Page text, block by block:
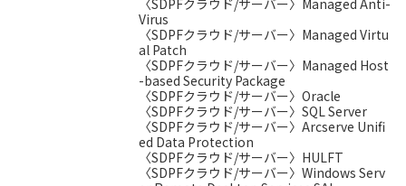
〈SDPFクラウド/サーバー〉Managed Anti-
Virus
〈SDPFクラウド/サーバー〉Managed Virtu
al Patch
〈SDPFクラウド/サーバー〉Managed Host
-based Security Package
〈SDPFクラウド/サーバー〉Oracle
〈SDPFクラウド/サーバー〉SQL Server
〈SDPFクラウド/サーバー〉Arcserve Unifi
ed Data Protection
〈SDPFクラウド/サーバー〉HULFT
〈SDPFクラウド/サーバー〉Windows Serv